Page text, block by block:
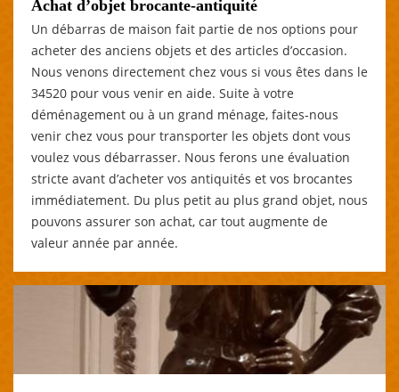
Achat d’objet brocante-antiquité
Un débarras de maison fait partie de nos options pour
acheter des anciens objets et des articles d’occasion.
Nous venons directement chez vous si vous êtes dans le
34520 pour vous venir en aide. Suite à votre
déménagement ou à un grand ménage, faites-nous
venir chez vous pour transporter les objets dont vous
voulez vous débarrasser. Nous ferons une évaluation
stricte avant d’acheter vos antiquités et vos brocantes
immédiatement. Du plus petit au plus grand objet, nous
pouvons assurer son achat, car tout augmente de
valeur année par année.